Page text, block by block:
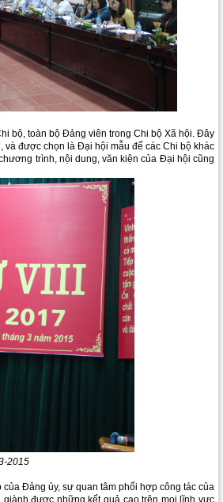
bộ, toàn bộ Đảng viên trong Chi bộ Xã hội. Đây
được chọn là Đại hội mẫu để các Chi bộ khác
trình, nội dung, văn kiện của Đại hội cũng
2015
Đảng ủy, sự quan tâm phối hợp công tác của
được những kết quả cao trên mọi lĩnh vực